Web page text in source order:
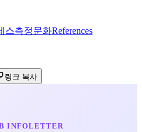
스측정문화References
링크 복사
INFOLETTER